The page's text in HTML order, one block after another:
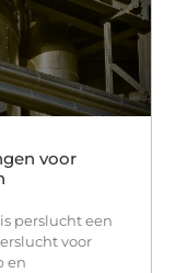
voor
perslucht een
voor
en